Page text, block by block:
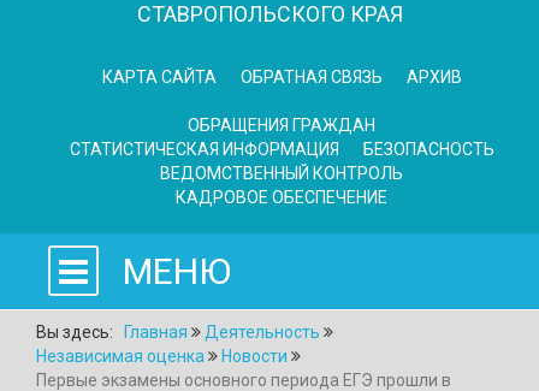
СТАВРОПОЛЬСКОГО КРАЯ
КАРТА САЙТА ОБРАТНАЯ СВЯЗЬ АРХИВ
ОБРАЩЕНИЯ ГРАЖДАН
СТАТИСТИЧЕСКАЯ ИНФОРМАЦИЯ
БЕЗОПАСНОСТЬ
ВЕДОМСТВЕННЫЙ КОНТРОЛЬ
КАДРОВОЕ ОБЕСПЕЧЕНИЕ
МЕНЮ
Вы здесь: Главная
Деятельность
Независимая оценка
Новости
Первые экзамены основного периода ЕГЭ прошли в